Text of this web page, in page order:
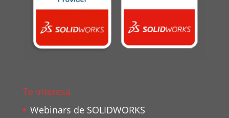
Te interesa
Webinars de SOLIDWORKS